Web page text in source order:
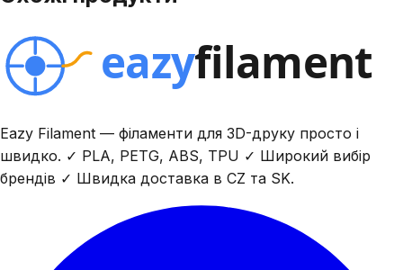
Eazy Filament — філаменти для 3D-друку просто і
швидко. ✓ PLA, PETG, ABS, TPU ✓ Широкий вибір
брендів ✓ Швидка доставка в CZ та SK.